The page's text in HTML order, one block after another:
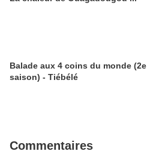
Balade aux 4 coins du monde (2e
saison) - Tiébélé
Commentaires